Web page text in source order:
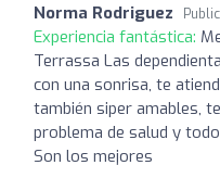
Norma Rodriguez
Experiencia fantástica:
Terrassa Las
con una sonrisa, te
también siper amables,
problema de salud y
Son los mejores